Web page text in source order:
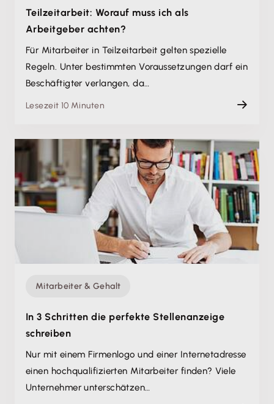
Teilzeitarbeit: Worauf muss ich als
Arbeitgeber achten?
Für Mitarbeiter in Teilzeitarbeit gelten spezielle
Regeln. Unter bestimmten Voraussetzungen darf ein
Beschäftigter verlangen, da…
Lesezeit 10 Minuten
Mitarbeiter & Gehalt
In 3 Schritten die perfekte Stellenanzeige
schreiben
Nur mit einem Firmenlogo und einer Internetadresse
einen hochqualifizierten Mitarbeiter finden? Viele
Unternehmer unterschätzen…